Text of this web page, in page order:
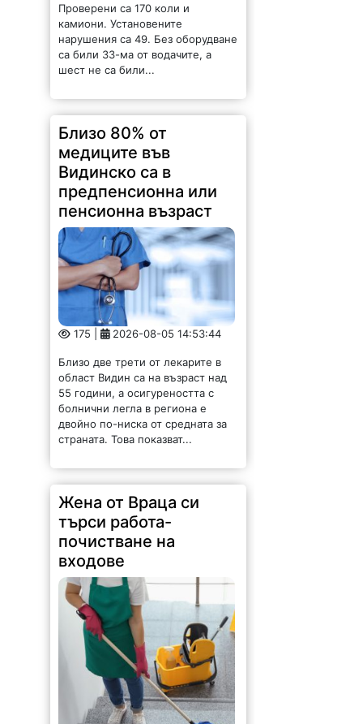
Проверени са 170 коли и
камиони. Установените
нарушения са 49. Без оборудване
са били 33-ма от водачите, а
шест не са били...
Близо 80% от
медиците във
Видинско са в
предпенсионна или
пенсионна възраст
175 | 2026-08-05 14:53:44
Близо две трети от лекарите в
област Видин са на възраст над
55 години, а осигуреността с
болнични легла в региона е
двойно по-ниска от средната за
страната. Това показват...
Жена от Враца си
търси работа-
почистване на
входове